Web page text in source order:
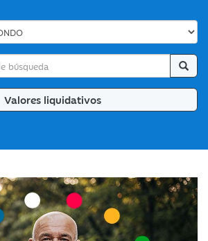
Valores liquidativos